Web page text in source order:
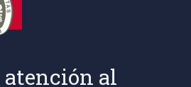
atención al